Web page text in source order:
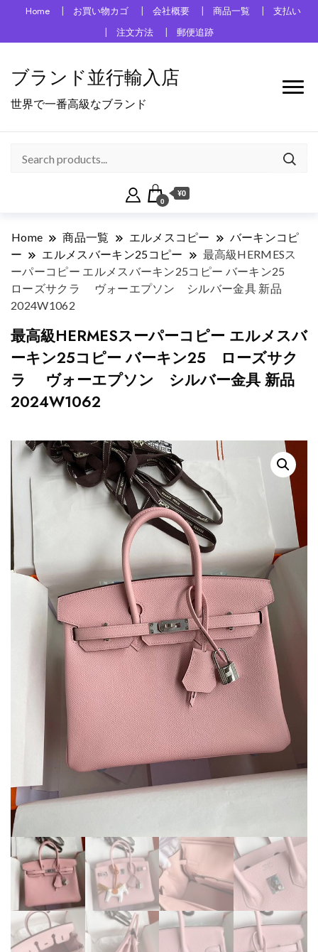
Home お買い物カゴ 会社概要 商品一覧
支払い
注文方法
郵便追跡
ブランド並行輸入店
世界で一番高級なブランド
0
¥0
Home 商品一覧 エルメスコピー
バーキンコピ
ー
エルメスバーキン25コピー
最高級HERMESス
ーパーコピー エルメスバーキン25コピー バーキン25
ローズサクラ ヴォーエプソン シルバー金具 新品
2024W1062
最高級HERMESスーパーコピー エルメスバ
ーキン25コピー バーキン25 ローズサク
ラ ヴォーエプソン シルバー金具 新品
2024W1062